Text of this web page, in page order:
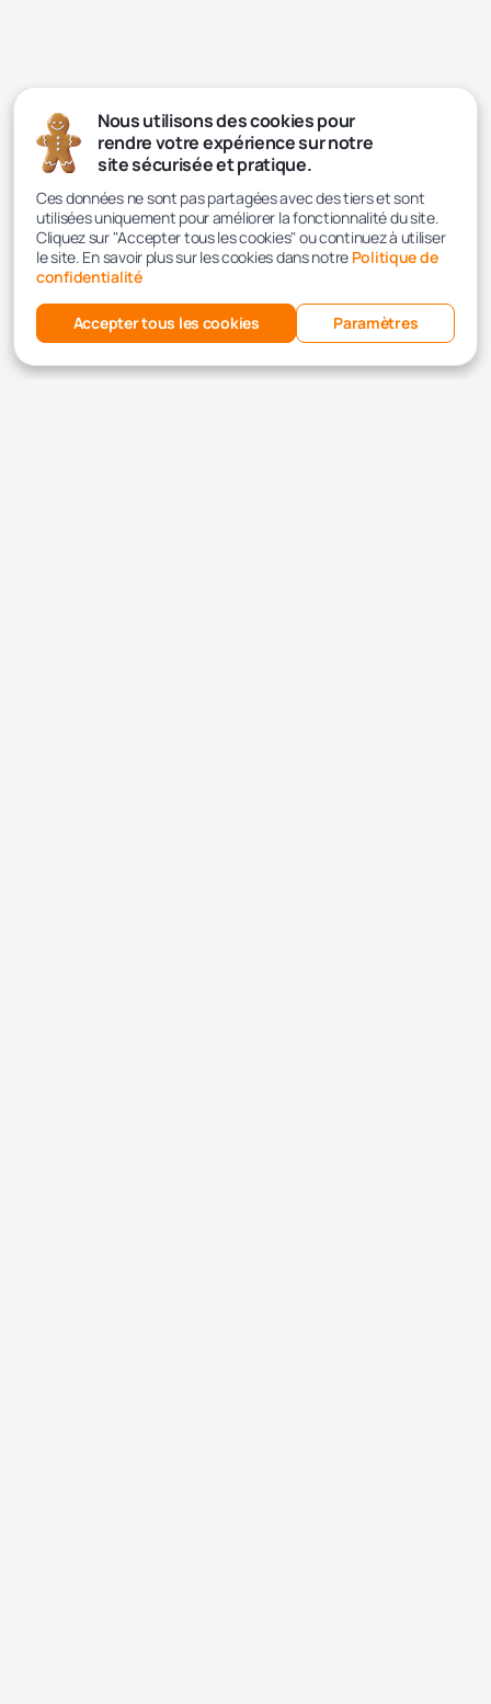
Nous utilisons des cookies pour
rendre votre expérience sur notre
site sécurisée et pratique.
Ces données ne sont pas partagées avec des tiers et sont
utilisées uniquement pour améliorer la fonctionnalité du site.
Cliquez sur "Accepter tous les cookies" ou continuez à utiliser
le site. En savoir plus sur les cookies dans notre Politique de
confidentialité
Accepter tous les cookies Paramètres